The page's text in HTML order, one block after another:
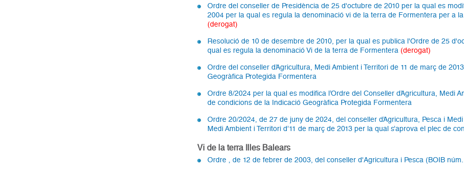
Ordre del conseller de Presidència de 25 d'octubre de 2010 per la qual es
2004 per la qual es regula la denominació vi de la terra de Formentera per a
(derogat)
Resolució de 10 de desembre de 2010, per la qual es publica l'Ordre de 25
qual es regula la denominació Vi de la terra de Formentera (derogat)
Ordre del conseller d’Agricultura, Medi Ambient i Territori de 11 de març de
Geogràfica Protegida Formentera
Ordre 8/2024 per la qual es modifica l’Ordre del Conseller d’Agricultura, Medi
de condicions de la Indicació Geogràfica Protegida Formentera
Ordre 20/2024, de 27 de juny de 2024, del conseller d’Agricultura, Pesca i
Medi Ambient i Territori d’11 de març de 2013 per la qual s’aprova el plec de
Vi de la terra Illes Balears
Ordre , de 12 de febrer de 2003, del conseller d'Agricultura i Pesca (BOIB